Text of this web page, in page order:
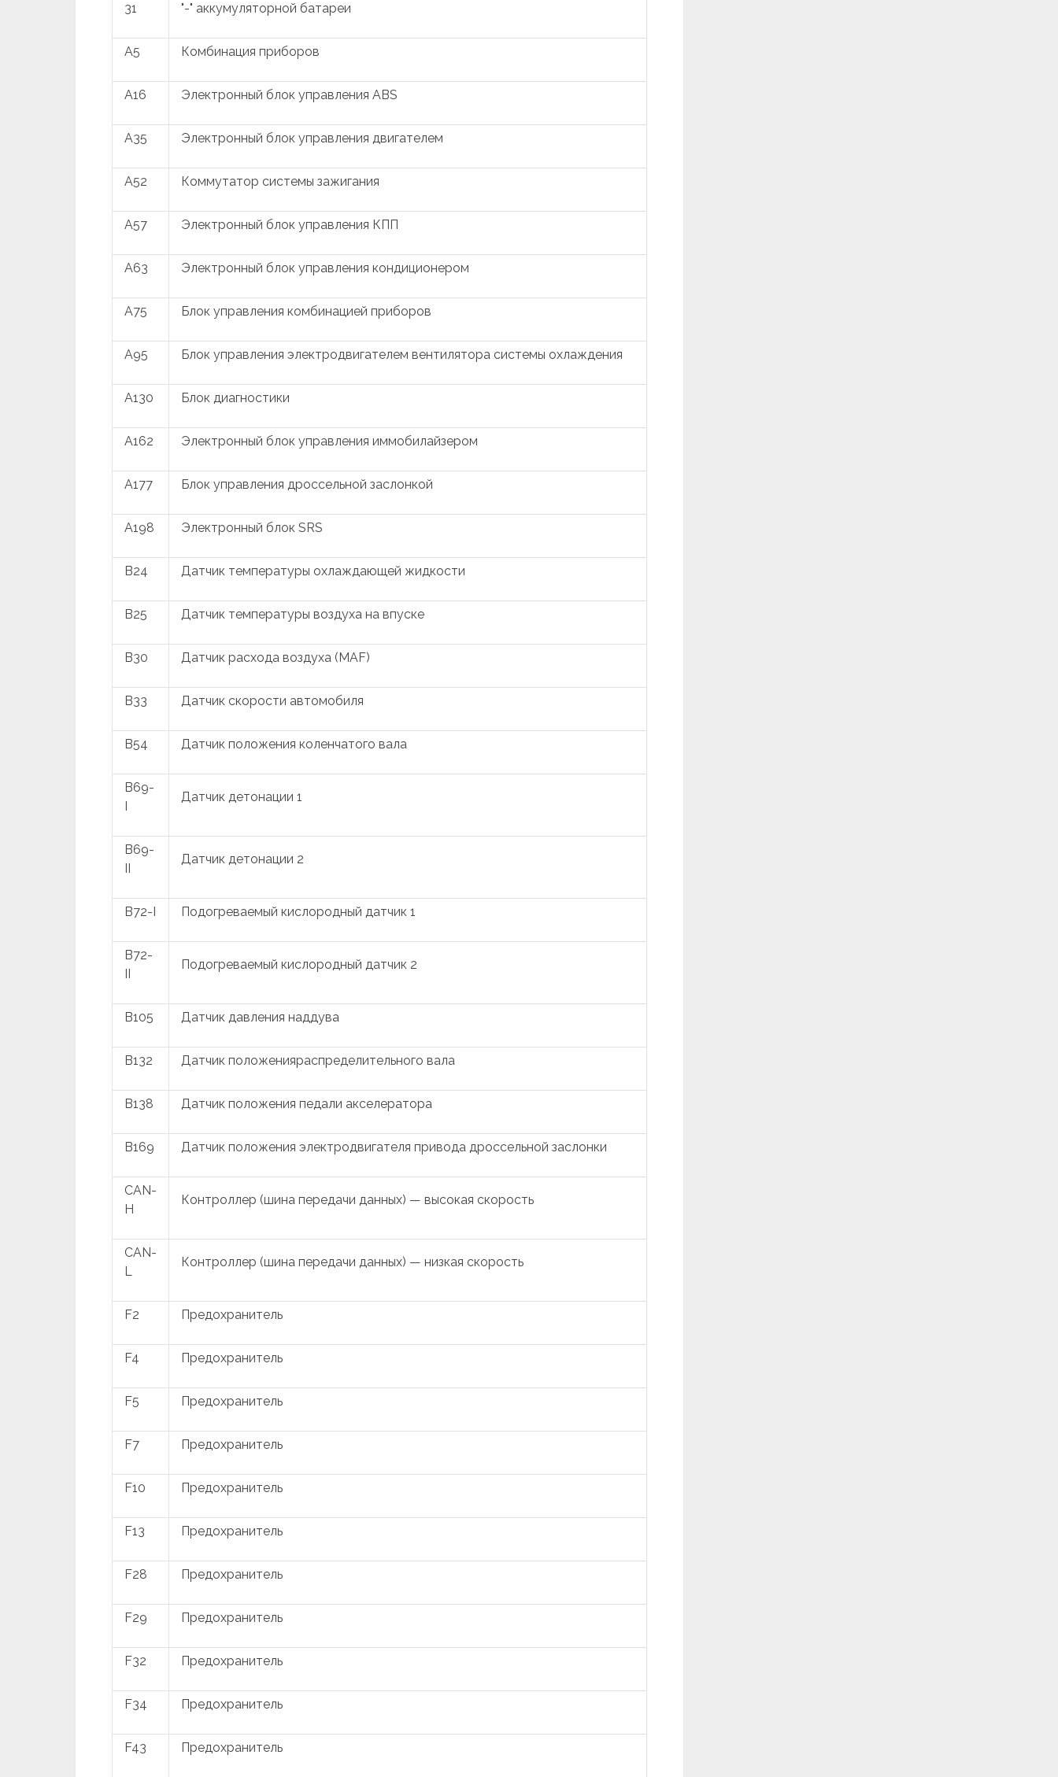
31 "-" аккумуляторной батареи
A5 Комбинация приборов
A16 Электронный блок управления ABS
A35 Электронный блок управления двигателем
A52 Коммутатор системы зажигания
A57 Электронный блок управления КПП
A63 Электронный блок управления кондиционером
A75 Блок управления комбинацией приборов
A95 Блок управления электродвигателем вентилятора системы охлаждения
A130 Блок диагностики
A162 Электронный блок управления иммобилайзером
A177 Блок управления дроссельной заслонкой
A198 Электронный блок SRS
B24 Датчик температуры охлаждающей жидкости
B25 Датчик температуры воздуха на впуске
B30 Датчик расхода воздуха (MAF)
B33 Датчик скорости автомобиля
B54 Датчик положения коленчатого вала
B69-
I
Датчик детонации 1
B69-
II
Датчик детонации 2
B72-I Подогреваемый кислородный датчик 1
B72-
II
Подогреваемый кислородный датчик 2
B105 Датчик давления наддува
B132 Датчик положенияраспределительного вала
B138 Датчик положения педали акселератора
B169 Датчик положения электродвигателя привода дроссельной заслонки
CAN-
H
Контроллер (шина передачи данных) — высокая скорость
CAN-
L
Контроллер (шина передачи данных) — низкая скорость
F2 Предохранитель
F4 Предохранитель
F5 Предохранитель
F7 Предохранитель
F10 Предохранитель
F13 Предохранитель
F28 Предохранитель
F29 Предохранитель
F32 Предохранитель
F34 Предохранитель
F43 Предохранитель